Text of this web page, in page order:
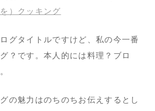
）クッキング
グタイトルですけど、私の今一番
？です。本人的には料理？ブロ
の魅力はのちのちお伝えするとし